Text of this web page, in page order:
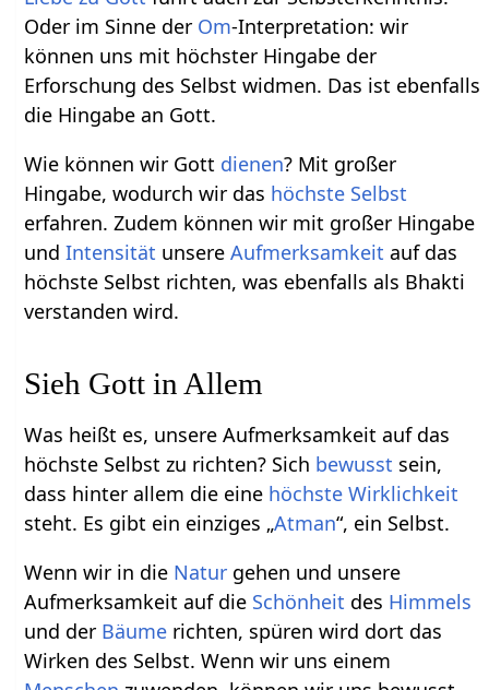
Oder im Sinne der Om-Interpretation: wir
können uns mit höchster Hingabe der
Erforschung des Selbst widmen. Das ist ebenfalls
die Hingabe an Gott.
Wie können wir Gott dienen? Mit großer
Hingabe, wodurch wir das höchste Selbst
erfahren. Zudem können wir mit großer Hingabe
undIntensität unsereAufmerksamkeit auf das
höchste Selbst richten, was ebenfalls als Bhakti
verstanden wird.
Sieh Gott in Allem
Was heißt es, unsere Aufmerksamkeit auf das
höchste Selbst zu richten? Sich bewusst sein,
dass hinter allem die eine höchste Wirklichkeit
steht. Es gibt ein einziges „Atman“, ein Selbst.
Wenn wir in die Natur gehen und unsere
Aufmerksamkeit auf die Schönheit des Himmels
und der Bäume richten, spüren wird dort das
Wirken des Selbst. Wenn wir uns einem